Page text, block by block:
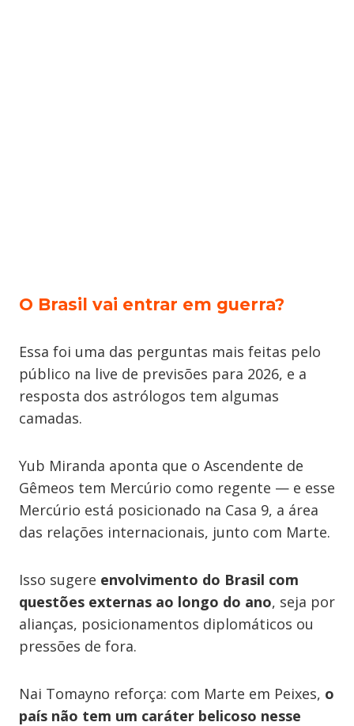
O Brasil vai entrar em guerra?
Essa foi uma das perguntas mais feitas pelo
público na live de previsões para 2026, e a
resposta dos astrólogos tem algumas
camadas.
Yub Miranda aponta que o Ascendente de
Gêmeos tem Mercúrio como regente — e esse
Mercúrio está posicionado na Casa 9, a área
das relações internacionais, junto com Marte.
Isso sugere envolvimento do Brasil com
questões externas ao longo do ano, seja por
alianças, posicionamentos diplomáticos ou
pressões de fora.
Nai Tomayno reforça: com Marte em Peixes, o
país não tem um caráter belicoso nesse